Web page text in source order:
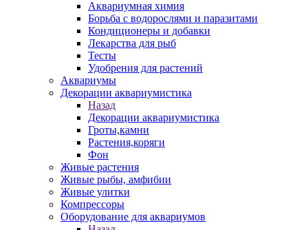
Аквариумная химия
Борьба с водорослями и паразитами
Кондиционеры и добавки
Лекарства для рыб
Тесты
Удобрения для растений
Аквариумы
Декорации аквариумистика
Назад
Декорации аквариумистика
Гроты,камни
Растения,коряги
Фон
Живые растения
Живые рыбы, амфибии
Живые улитки
Компрессоры
Оборудование для аквариумов